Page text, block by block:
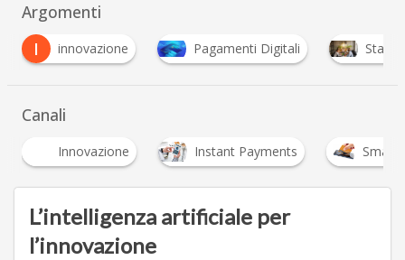
Argomenti
innovazione Pagamenti Digitali Startup
Canali
Instant Payments Smart Payment
L’intelligenza artificiale per
l’innovazione